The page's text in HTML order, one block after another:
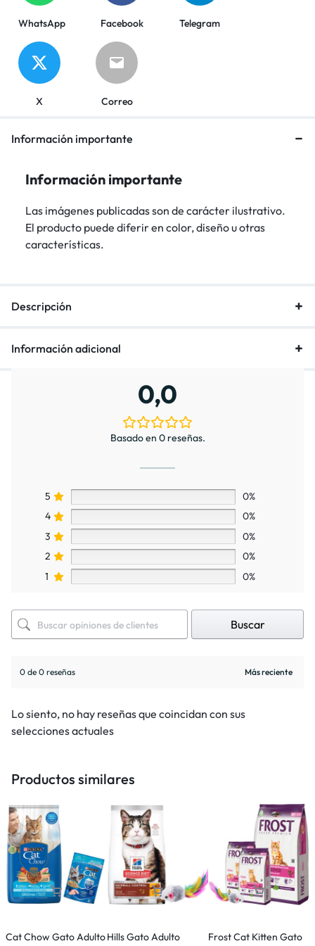
WhatsApp Facebook Telegram
X Correo
Información importante
Información importante
Las imágenes publicadas son de carácter ilustrativo.
El producto puede diferir en color, diseño u otras
características.
Descripción
Información adicional
0,0
Basado en 0 reseñas.
5
0%
4
0%
3
0%
2
0%
1
0%
Buscar
0 de 0 reseñas
Lo siento, no hay reseñas que coincidan con sus
selecciones actuales
Productos similares
Cat Chow Gato AdultoHills Gato Adulto
Frost Cat Kitten Gato